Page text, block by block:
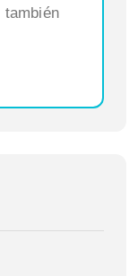
también